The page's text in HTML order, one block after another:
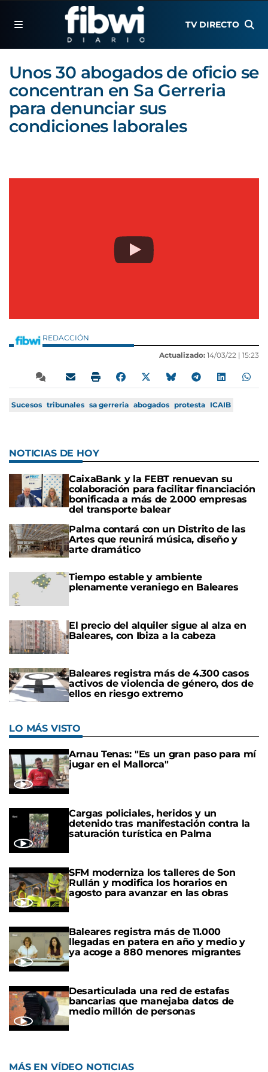
TV DIRECTO
Unos 30 abogados de oficio se
concentran en Sa Gerreria
para denunciar sus
condiciones laborales
REDACCIÓN
Actualizado: 14/03/22 | 15:23
Sucesos tribunales sa gerreria abogados protesta ICAIB
NOTICIAS DE HOY
CaixaBank y la FEBT renuevan su
colaboración para facilitar financiación
bonificada a más de 2.000 empresas
del transporte balear
Palma contará con un Distrito de las
Artes que reunirá música, diseño y
arte dramático
Tiempo estable y ambiente
plenamente veraniego en Baleares
El precio del alquiler sigue al alza en
Baleares, con Ibiza a la cabeza
Baleares registra más de 4.300 casos
activos de violencia de género, dos de
ellos en riesgo extremo
LO MÁS VISTO
Arnau Tenas: "Es un gran paso para mí
jugar en el Mallorca"
Cargas policiales, heridos y un
detenido tras manifestación contra la
saturación turística en Palma
SFM moderniza los talleres de Son
Rullán y modifica los horarios en
agosto para avanzar en las obras
Baleares registra más de 11.000
llegadas en patera en año y medio y
ya acoge a 880 menores migrantes
Desarticulada una red de estafas
bancarias que manejaba datos de
medio millón de personas
MÁS EN VÍDEO NOTICIAS